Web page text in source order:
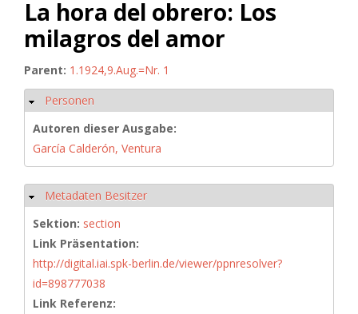
La hora del obrero: Los
milagros del amor
Parent: 1.1924,9.Aug.=Nr. 1
Ausblenden
Personen
Autoren dieser Ausgabe:
García Calderón, Ventura
Ausblenden
Metadaten Besitzer
Sektion: section
Link Präsentation:
http://digital.iai.spk-berlin.de/viewer/ppnresolver?
id=898777038
Link Referenz: